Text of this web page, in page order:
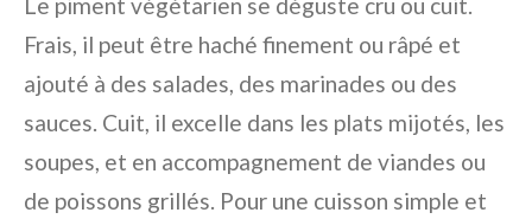
Frais, il peut être haché finement ou râpé et
ajouté à des salades, des marinades ou des
sauces. Cuit, il excelle dans les plats mijotés, les
soupes, et en accompagnement de viandes ou
de poissons grillés. Pour une cuisson simple et